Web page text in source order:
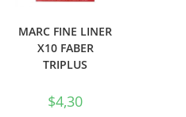
MARC FINE LINER
X10 FABER
TRIPLUS
$4,30